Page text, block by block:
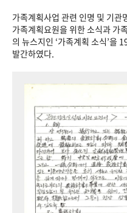
가족계획사업 관련 인명 및 기
가족계획요원을 위한 소식과 가
의 뉴스지인 ‘가족계획 소식’을
발간하였다.